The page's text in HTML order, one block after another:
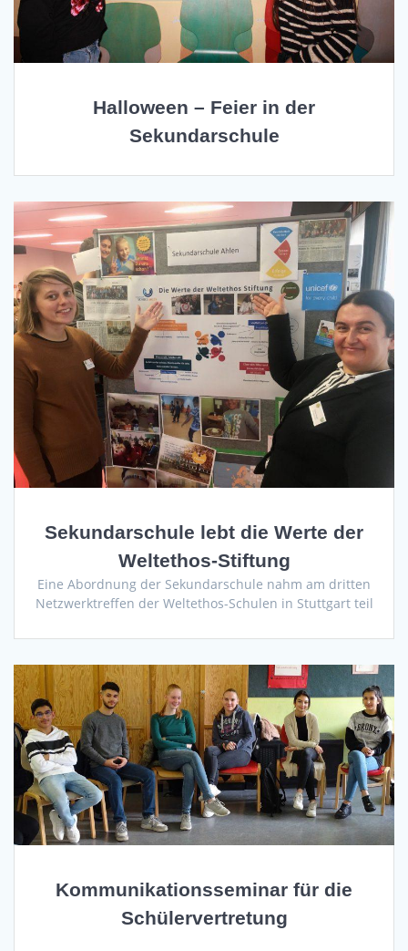
Halloween – Feier in der
Sekundarschule
Sekundarschule lebt die Werte der
Weltethos-Stiftung
Eine Abordnung der Sekundarschule nahm am dritten
Netzwerktreffen der Weltethos-Schulen in Stuttgart teil
Kommunikationsseminar für die
Schülervertretung